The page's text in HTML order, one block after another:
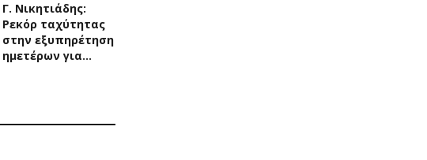
Γ. Νικητιάδης:
Ρεκόρ ταχύτητας
στην εξυπηρέτηση
ημετέρων για…